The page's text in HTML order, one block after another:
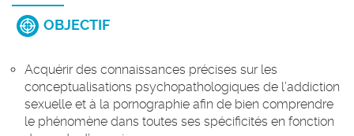
OBJECTIF
Acquérir des connaissances précises sur les
conceptualisations psychopathologiques de l’addiction
sexuelle et à la pornographie afin de bien comprendre
le phénomène dans toutes ses spécificités en fonction